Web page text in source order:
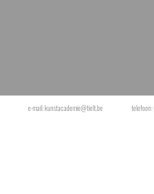
e-mail:kunstacademie@tielt.be telefoon: